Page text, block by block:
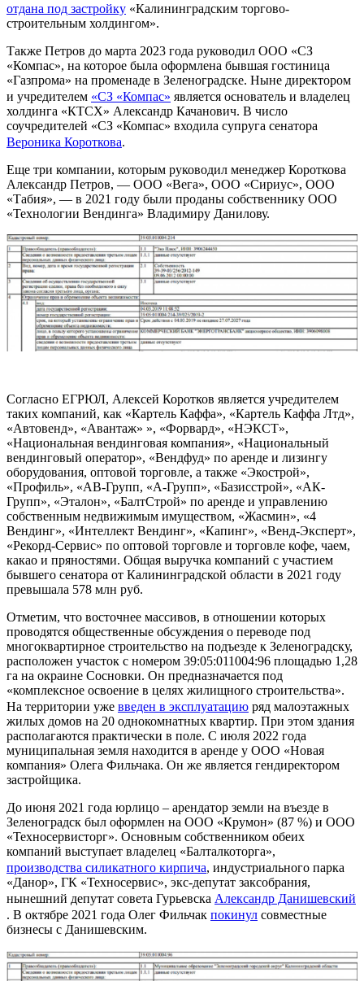
отдана под застройку «Калининградским торгово-
строительным холдингом».
Также Петров до марта 2023 года руководил ООО «СЗ
«Компас», на которое была оформлена бывшая гостиница
«Газпрома» на променаде в Зеленоградске. Ныне директором
и учредителем «СЗ «Компас» является основатель и владелец
холдинга «КТСХ» Александр Качанович. В число
соучредителей «СЗ «Компас» входила супруга сенатора
Вероника Короткова.
Еще три компании, которым руководил менеджер Короткова
Александр Петров, — ООО «Вега», ООО «Сириус», ООО
«Табия», — в 2021 году были проданы собственнику ООО
«Технологии Вендинга» Владимиру Данилову.
Согласно ЕГРЮЛ, Алексей Коротков является учредителем
таких компаний, как «Картель Каффа», «Картель Каффа Лтд»,
«Автовенд», «Авантаж» », «Форвард», «НЭКСТ»,
«Национальная вендинговая компания», «Национальный
вендинговый оператор», «Вендфуд» по аренде и лизингу
оборудования, оптовой торговле, а также «Экострой»,
«Профиль», «АВ-Групп, «А-Групп», «Базисстрой», «АК-
Групп», «Эталон», «БалтСтрой» по аренде и управлению
собственным недвижимым имуществом, «Жасмин», «4
Вендинг», «Интеллект Вендинг», «Капинг», «Венд-Эксперт»,
«Рекорд-Сервис» по оптовой торговле и торговле кофе, чаем,
какао и пряностями. Общая выручка компаний с участием
бывшего сенатора от Калининградской области в 2021 году
превышала 578 млн руб.
Отметим, что восточнее массивов, в отношении которых
проводятся общественные обсуждения о переводе под
многоквартирное строительство на подъезде к Зеленоградску,
расположен участок с номером 39:05:011004:96 площадью 1,28
га на окраине Сосновки. Он предназначается под
«комплексное освоение в целях жилищного строительства».
На территории уже введен в эксплуатацию ряд малоэтажных
жилых домов на 20 однокомнатных квартир. При этом здания
располагаются практически в поле. С июля 2022 года
муниципальная земля находится в аренде у ООО «Новая
компания» Олега Фильчака. Он же является гендиректором
застройщика.
До июня 2021 года юрлицо – арендатор земли на въезде в
Зеленоградск был оформлен на ООО «Крумон» (87 %) и ООО
«Техносервисторг». Основным собственником обеих
компаний выступает владелец «Балталкоторга»,
производства силикатного кирпича, индустриального парка
«Данор», ГК «Техносервис», экс-депутат заксобрания,
нынешний депутат совета Гурьевска Александр Данишевский
. В октябре 2021 года Олег Фильчак покинул совместные
бизнесы с Данишевским.